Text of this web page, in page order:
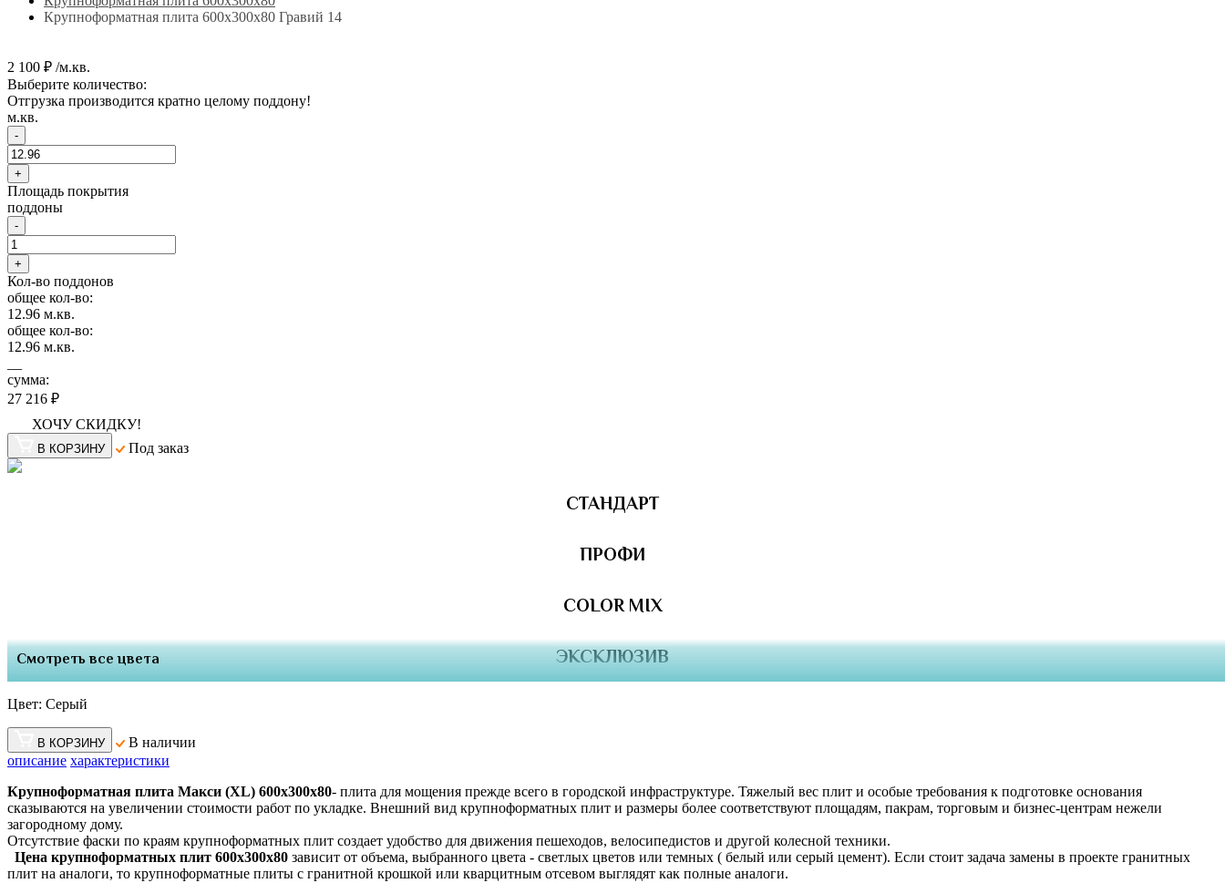
Крупноформатная плита 600х300х80 Гравий 14
2 100 ₽ /м.кв.
Выберите количество:
Отгрузка производится кратно целому поддону!
м.кв.
-
+
Площадь покрытия
поддоны
-
+
Кол-во поддонов
общее кол-во:
12.96 м.кв.
общее кол-во:
12.96 м.кв.
сумма:
27 216 ₽
ХОЧУ СКИДКУ!
В КОРЗИНУ Под заказ
СТАНДАРТ
ПРОФИ
COLOR MIX
ЭКСКЛЮЗИВ
Смотреть все цвета
Цвет: Серый
В КОРЗИНУ
В наличии
описание характеристики
Крупноформатная плита Макси (XL) 600х300х80- плита для мощения прежде всего в городской инфраструктуре. Тяжелый вес плит и особые требования к подготовке основания
сказываются на увеличении стоимости работ по укладке. Внешний вид крупноформатных плит и размеры более соответствуют площадям, пакрам, торговым и бизнес-центрам нежели
загородному дому.
Отсутствие фаски по краям крупноформатных плит создает удобство для движения пешеходов, велосипедистов и другой колесной техники.
Цена крупноформатных плит 600х300х80 зависит от объема, выбранного цвета - светлых цветов или темных ( белый или серый цемент). Если стоит задача замены в проекте гранитных
плит на аналоги, то крупноформатные плиты с гранитной крошкой или кварцитным отсевом выглядят как полные аналоги.